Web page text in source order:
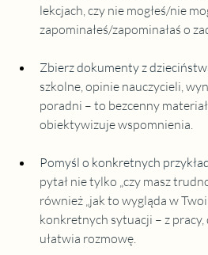
lekcjach, czy nie mogłeś/nie
zapominałeś/zapominałaś o
Zbierz dokumenty z
szkolne, opinie nauczycieli,
poradni – to bezcenny
obiektywizuje wspomnienia.
Pomyśl o konkretnych
pytał nie tylko „czy masz
również „jak to wygląda w
konkretnych sytuacji – z
ułatwia rozmowę.